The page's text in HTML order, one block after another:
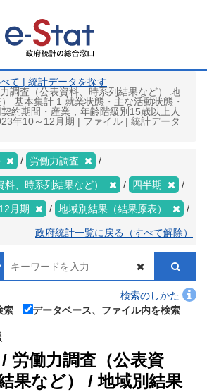
て | 統計データを探す
調査（公表資料、時系列結果など） 地
基本集計 1 就業状態・主な活動状態・
約期間・産業，年齢階級別15歳以上人
年10～12月期 | ファイル | 統計データ
労働力調査
、時系列結果など） 四半期
月期 地域別結果（結果原表）
政府統計一覧に戻る（すべて解除）
検索のしかた
索
データベース、ファイル内を検索
労働力調査（公表資
果など） / 地域別結果